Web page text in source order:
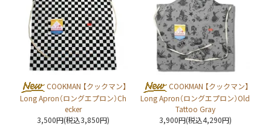
COOKMAN 【クックマン】
Long Apron（ロングエプロン）Ch
ecker
3,500円(税込3,850円)
COOKMAN 【クックマン】
Long Apron（ロングエプロン）Old
Tattoo Gray
3,900円(税込4,290円)